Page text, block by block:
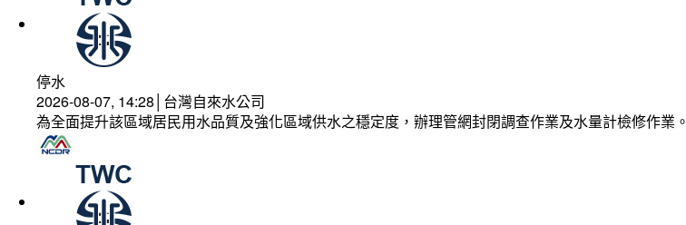
停水
2026-08-07, 14:28│台灣自來水公司
為全面提升該區域居民用水品質及強化區域供水之穩定度，辦理管網封閉調查作業及水量計檢修作業。